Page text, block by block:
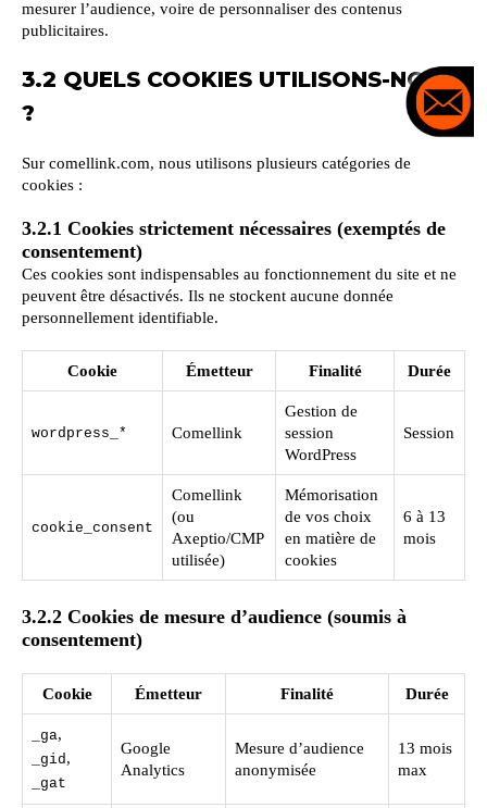
mesurer l’audience, voire de personnaliser des contenus
publicitaires.
3.2 QUELS COOKIES UTILISONS-NOUS
?
Sur comellink.com, nous utilisons plusieurs catégories de
cookies :
3.2.1 Cookies strictement nécessaires (exemptés de
consentement)
Ces cookies sont indispensables au fonctionnement du site et ne
peuvent être désactivés. Ils ne stockent aucune donnée
personnellement identifiable.
Cookie Émetteur Finalité Durée
wordpress_* Comellink
Gestion de
session
WordPress
Session
cookie_consent
Comellink
(ou
Axeptio/CMP
utilisée)
Mémorisation
de vos choix
en matière de
cookies
6 à 13
mois
3.2.2 Cookies de mesure d’audience (soumis à
consentement)
Cookie Émetteur Finalité Durée
_ga,
_gid ,
_gat
Google
Analytics
Mesure d’audience
anonymisée
13 mois
max